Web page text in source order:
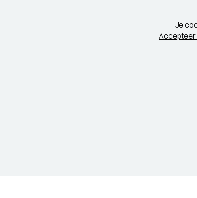
Je
Accepteer